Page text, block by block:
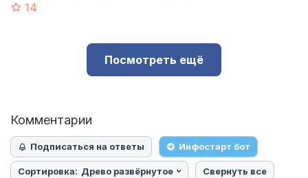
14
Посмотреть ещё
Комментарии
Подписаться на ответы Инфостарт бот
Сортировка: Древо развёрнутое Свернуть все